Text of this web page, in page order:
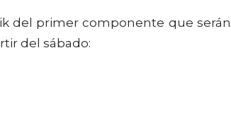
del primer componente que serán
del sábado: